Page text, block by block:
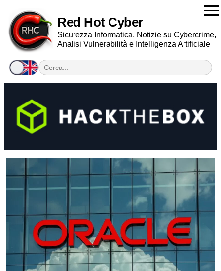
Red Hot Cyber
Sicurezza Informatica, Notizie su Cybercrime,
Analisi Vulnerabilità e Intelligenza Artificiale